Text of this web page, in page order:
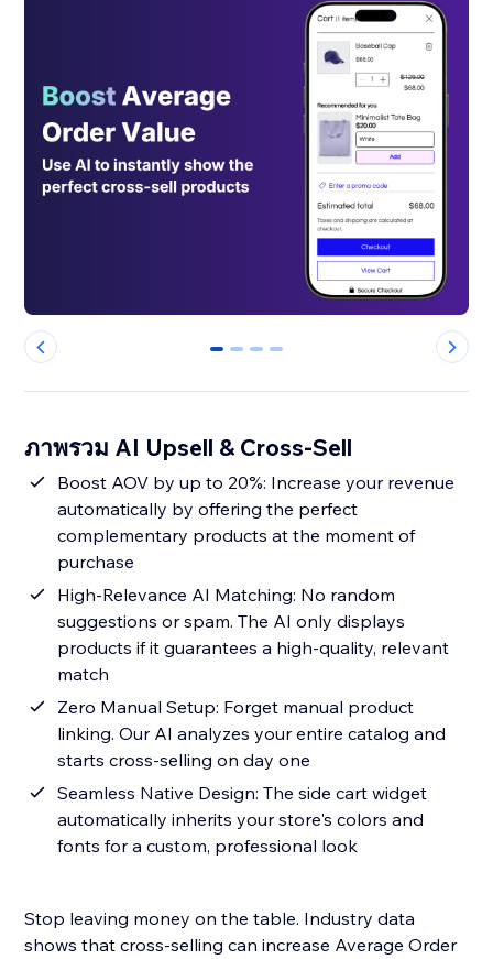
0 1 2 3
ภาพรวม AI Upsell & Cross-Sell
Boost AOV by up to 20%: Increase your revenue
automatically by offering the perfect
complementary products at the moment of
purchase
High-Relevance AI Matching: No random
suggestions or spam. The AI only displays
products if it guarantees a high-quality, relevant
match
Zero Manual Setup: Forget manual product
linking. Our AI analyzes your entire catalog and
starts cross-selling on day one
Seamless Native Design: The side cart widget
automatically inherits your store's colors and
fonts for a custom, professional look
Stop leaving money on the table. Industry data
shows that cross-selling can increase Average Order